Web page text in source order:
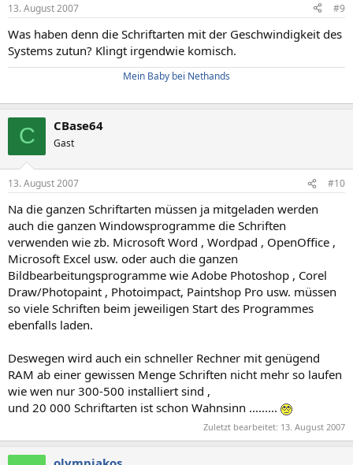
13. August 2007 #9
Was haben denn die Schriftarten mit der Geschwindigkeit des
Systems zutun? Klingt irgendwie komisch.
Mein Baby bei Nethands
C CBase64
Gast
13. August 2007 #10
Na die ganzen Schriftarten müssen ja mitgeladen werden
auch die ganzen Windowsprogramme die Schriften
verwenden wie zb. Microsoft Word , Wordpad , OpenOffice ,
Microsoft Excel usw. oder auch die ganzen
Bildbearbeitungsprogramme wie Adobe Photoshop , Corel
Draw/Photopaint , Photoimpact, Paintshop Pro usw. müssen
so viele Schriften beim jeweiligen Start des Programmes
ebenfalls laden.
Deswegen wird auch ein schneller Rechner mit genügend
RAM ab einer gewissen Menge Schriften nicht mehr so laufen
wie wen nur 300-500 installiert sind ,
und 20 000 Schriftarten ist schon Wahnsinn .........
Zuletzt bearbeitet: 13. August 2007